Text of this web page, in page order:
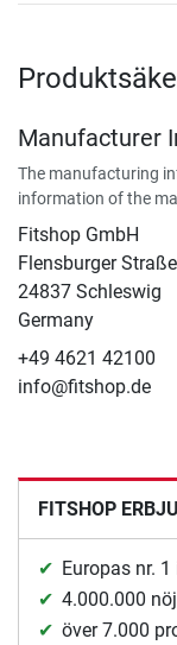
Manufacturer
The manufacturing
information of the
Fitshop GmbH
Flensburger
24837 Schleswig
Germany
+49 4621 42100
info@fitshop.de
FITSHOP
Europas nr.
4.000.000
över 7.000